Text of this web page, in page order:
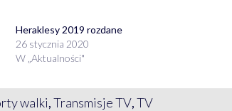
Heraklesy 2019 rozdane
26 stycznia 2020
W „Aktualności"
walki,Transmisje TV,TV